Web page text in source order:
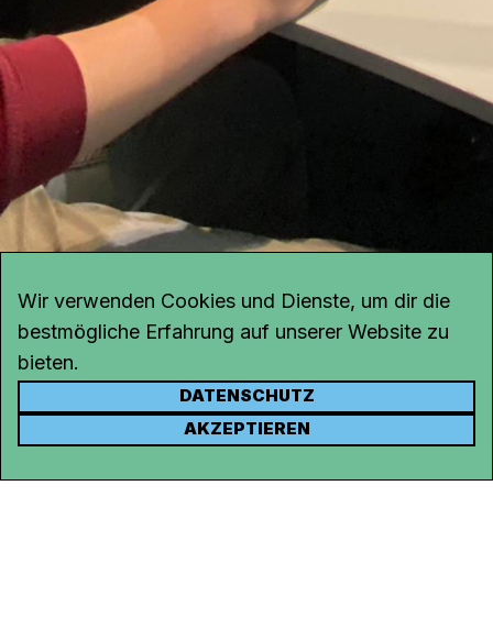
KONTAKT
Rohrerstrasse 20
Wir verwenden Cookies und Dienste, um dir die
bestmögliche Erfahrung auf unserer Website zu
bieten.
DATENSCHUTZ
AKZEPTIEREN